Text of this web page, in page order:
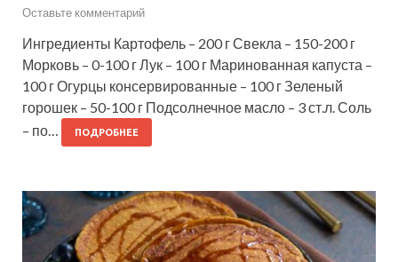
Оставьте комментарий
Ингредиенты Картофель – 200 г Свекла – 150-200 г
Морковь – 0-100 г Лук – 100 г Маринованная капуста –
100 г Огурцы консервированные – 100 г Зеленый
горошек – 50-100 г Подсолнечное масло – 3 ст.л. Соль
– по…
ПОДРОБНЕЕ